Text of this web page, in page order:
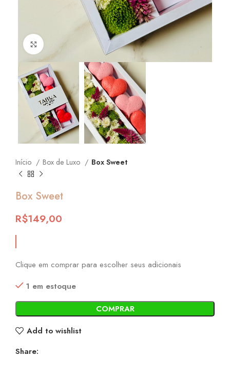
Click to enlarge
Início Box de Luxo Box Sweet
Box Sweet
R$149,00
Clique em comprar para escolher seus adicionais
1 em estoque
COMPRAR
Add to wishlist
Share: